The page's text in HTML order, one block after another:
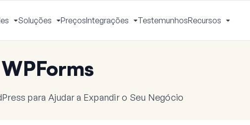
Ativar
Menu
Soluções
Ativar
Menu
PreçosIntegrações
Ativar
Menu
TestemunhosRecursos
Menu
para Ajudar a Expandir o Seu Negócio